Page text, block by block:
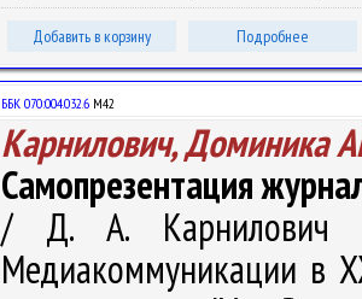
Добавить в корзину Подробнее
ББК 070:004.032.6 М42
Карнилович, Доминика
Самопрезентация
/ Д. А. Карнилович
Медиакоммуникации в